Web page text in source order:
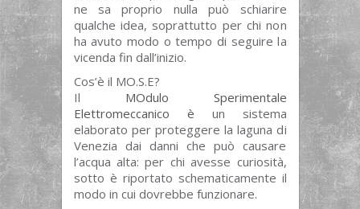
ne sa proprio nulla può schiarire
qualche idea, soprattutto per chi non
ha avuto modo o tempo di seguire la
vicenda fin dall’inizio.
Cos’è il MO.S.E?
Il MOdulo Sperimentale
Elettromeccanico è un sistema
elaborato per proteggere la laguna di
Venezia dai danni che può causare
l’acqua alta: per chi avesse curiosità,
sotto è riportato schematicamente il
modo in cui dovrebbe funzionare.